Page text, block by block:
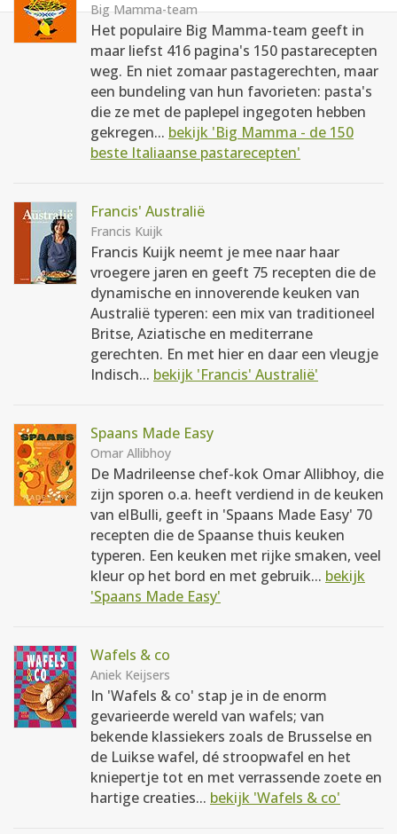
Big Mamma-team
Het populaire Big Mamma-team geeft in
maar liefst 416 pagina's 150 pastarecepten
weg. En niet zomaar pastagerechten, maar
een bundeling van hun favorieten: pasta's
die ze met de paplepel ingegoten hebben
gekregen... bekijk 'Big Mamma - de 150
beste Italiaanse pastarecepten'
Francis' Australië
Francis Kuijk
Francis Kuijk neemt je mee naar haar
vroegere jaren en geeft 75 recepten die de
dynamische en innoverende keuken van
Australië typeren: een mix van traditioneel
Britse, Aziatische en mediterrane
gerechten. En met hier en daar een vleugje
Indisch... bekijk 'Francis' Australië'
Spaans Made Easy
Omar Allibhoy
De Madrileense chef-kok Omar Allibhoy, die
zijn sporen o.a. heeft verdiend in de keuken
van elBulli, geeft in 'Spaans Made Easy' 70
recepten die de Spaanse thuis keuken
typeren. Een keuken met rijke smaken, veel
kleur op het bord en met gebruik... bekijk
'Spaans Made Easy'
Wafels & co
Aniek Keijsers
In 'Wafels & co' stap je in de enorm
gevarieerde wereld van wafels; van
bekende klassiekers zoals de Brusselse en
de Luikse wafel, dé stroopwafel en het
kniepertje tot en met verrassende zoete en
hartige creaties... bekijk 'Wafels & co'